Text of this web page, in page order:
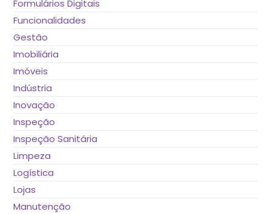
Formulários Digitais
Funcionalidades
Gestão
Imobiliária
Imóveis
Indústria
Inovação
Inspeção
Inspeção Sanitária
Limpeza
Logística
Lojas
Manutenção